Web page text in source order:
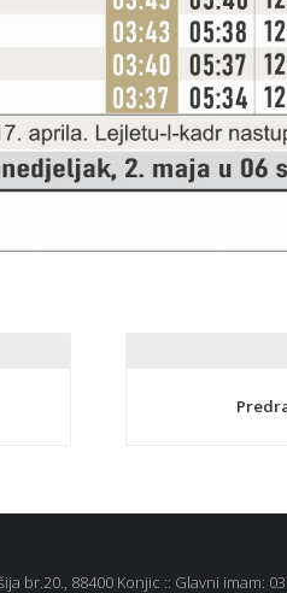
br.20., 88400 Konjic :: Glavni imam: